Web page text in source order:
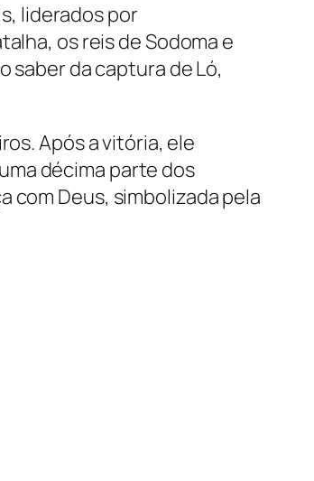
liderados por
os reis de Sodoma e
saber da captura de Ló,
Após a vitória, ele
décima parte dos
com Deus, simbolizada pela